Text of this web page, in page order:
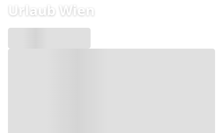
Urlaub Wien